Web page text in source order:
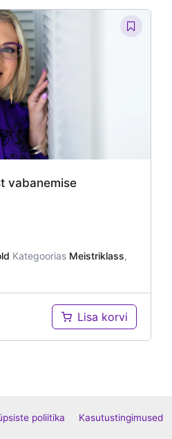
vabanemise
Kategoorias Meistriklass,
Lisa korvi
poliitika Kasutustingimused